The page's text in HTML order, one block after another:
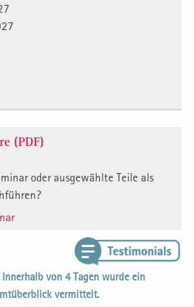
(PDF)
oder ausgewählte Teile als
von 4 Tagen wurde ein
vermittelt.